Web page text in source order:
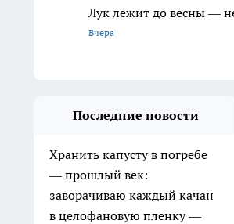
Лук лежит до весны —
Вчера
Последние новости
Хранить капусту в погребе
— прошлый век:
заворачиваю каждый качан
в целофановую пленку —